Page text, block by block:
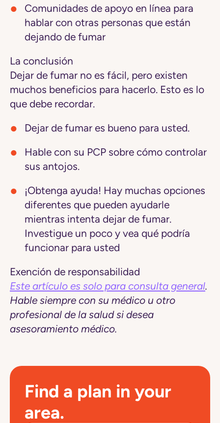
Comunidades de apoyo en línea para
hablar con otras personas que están
dejando de fumar
La conclusión
Dejar de fumar no es fácil, pero existen
muchos beneficios para hacerlo. Esto es lo
que debe recordar.
Dejar de fumar es bueno para usted.
Hable con su PCP sobre cómo controlar
sus antojos.
¡Obtenga ayuda! Hay muchas opciones
diferentes que pueden ayudarle
mientras intenta dejar de fumar.
Investigue un poco y vea qué podría
funcionar para usted
Exención de responsabilidad
Este artículo es solo para consulta general.
Hable siempre con su médico u otro
profesional de la salud si desea
asesoramiento médico.
Find a plan in your
area.